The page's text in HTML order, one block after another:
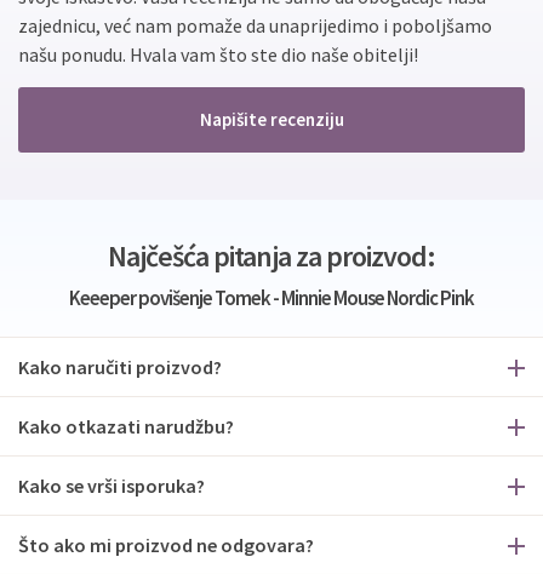
zajednicu, već nam pomaže da unaprijedimo i poboljšamo
našu ponudu. Hvala vam što ste dio naše obitelji!
Napišite recenziju
Najčešća pitanja za proizvod:
Keeeper povišenje Tomek - Minnie Mouse Nordic Pink
Kako naručiti proizvod?
Kako otkazati narudžbu?
Kako se vrši isporuka?
Što ako mi proizvod ne odgovara?